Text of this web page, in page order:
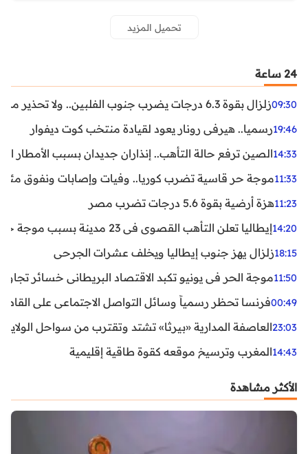
تحميل المزيد
24 ساعة
09:30زلزال بقوة 6.3 درجات يضرب جنوب الفلبين.. ولا تحذير من تسونامي حتى الآن
19:46رسميا.. هيرفي رونار يعود لقيادة منتخب كوت ديفوار
14:33الصين ترفع حالة التأهب.. إنذاران جديدان بسبب الأمطار
11:33موجة حر قاسية تضرب كوريا.. وفيات وإصابات ونفوق مئات
11:23هزة أرضية بقوة 5.6 درجات تضرب مصر
14:20إيطاليا تعلن التأهب القصوى في 23 مدينة بسبب موجة حر شديدة
18:15زلزال يهز جنوب إيطاليا ويخلف عشرات الجرحى
11:50موجة الحر في يونيو تكبد الاقتصاد البريطاني خسائر تجاوزت 1.5 مليار
00:49فرنسا تحظر رسمياً وسائل التواصل الاجتماعي على القاصرين
23:03العاصفة المدارية «بيرثا» تشتد وتقترب من سواحل
14:43المغرب وترسيخ موقعه كقوة طاقية إقليمية
الأكثر مشاهدة